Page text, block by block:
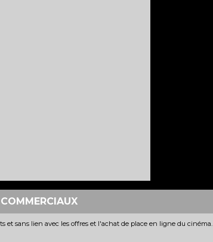
et sans lien avec les offres et l'achat de place en ligne du cinéma.